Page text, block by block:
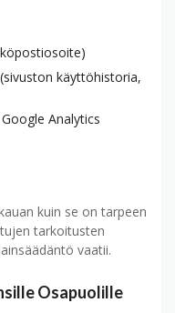
käyttöhistoria,
Analytics
kuin se on tarpeen
tarkoitusten
vaatii.
Osapuolille